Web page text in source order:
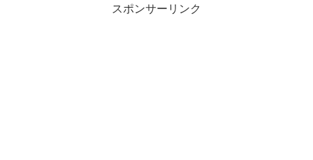
スポンサーリンク